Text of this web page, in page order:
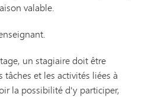
valable.
un stagiaire doit être
tâches et les activités liées à
la possibilité d'y participer,